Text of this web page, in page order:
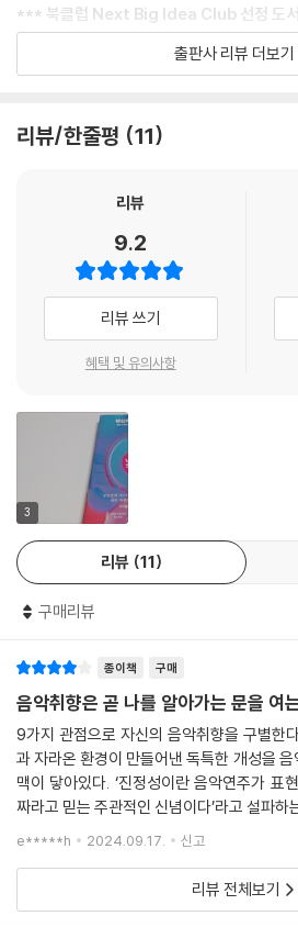
*** 북클럽 Next Big Idea Club 선정 도서
*** 프린스의 《Purple Rain》 사운드 엔지
프로듀서이자 버클리 음대 교수 수전 로저스
온갖 장르의 음반을 넘나드는 듣기의 세계로
한 사람의 음악 취향은 어떻게 만들어지는 걸
했고, 수많은 음반을 들으며 보낸 시간들이
새겨졌다고 말한다. 고등학교 중퇴 학력에
스의 녹음 엔지니어로 발탁된 배경에는 그녀
을 했다. 그녀는 20여 년간 음반 제작의 치열
싱/엔지니어링/프로듀싱을 담당했다. 음반을
노래는 실패하는 이유의 내막을 알게 되면서
유를 포함한 음악 전반에 대한 이해를 넓히고
로 돌아가 다시 20여 년의 시간을 음악 인지
르쳤다. 그녀의 결론은 이렇다. 음악에 반응
있으며 사람들마다 각 차원의 최적 지점을 공
저자는 ‘음반 소개 모임’이라는 형식을 빌려
개하는 음반들도 있지만 책을 읽다보면 개
청취 역사와 내가 좋아하는 곡들에 대해 말하
사람들이 음악에 반응하는 일곱 가지 차원
진정성, 사실성, 참신성, 멜로디, 가사, 리듬,
음악의 일곱 가지 차원은 음악의 ‘미적 차원’
리고 ‘음악적 차원’인 멜로디, 가사, 리듬, 음
지적인 ‘목 위 음악’ / 사실성: 음악의 장면을
음악 vs. DAW 혁명 이후 출현한 추상적 음
출판사 리뷰 더보기
리뷰/한줄평 11
리뷰
9.2
리뷰 쓰기
혜택 및 유의사항
3
리뷰 11
구매리뷰
종이책 구매
음악취향은 곧 나를 알아가는 문을 여
9가지 관점으로 자신의 음악취향을 구별한
과 자라온 환경이 만들어낸 독특한 개성을
맥이 닿아있다. ‘진정성이란 음악연주가 표
짜라고 믿는 주관적인 신념이다’라고 설파하
e*****h 2024.09.17. 신고
리뷰 전체보기